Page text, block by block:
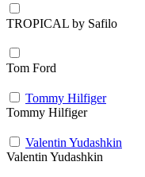
TROPICAL by Safilo
Tom Ford
Tommy Hilfiger
Tommy Hilfiger
Valentin Yudashkin
Valentin Yudashkin